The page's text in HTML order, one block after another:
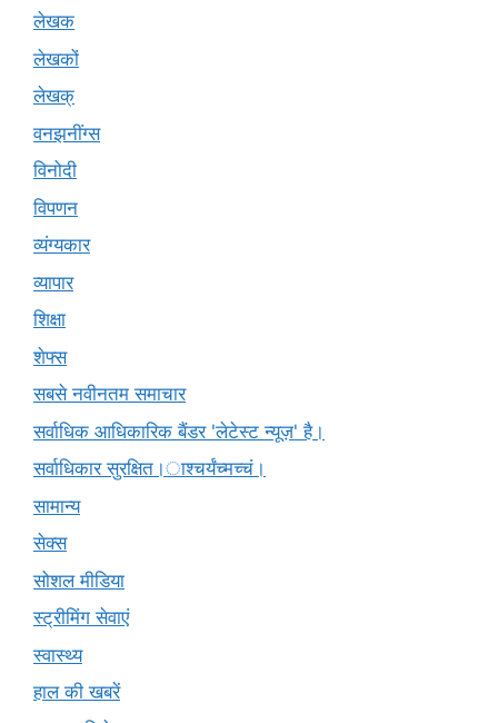
लेखक
लेखकों
लेखक्
वनझनींग्स
विनोदी
विपणन
व्यंग्यकार
व्यापार
शिक्षा
शेफ्स
सबसे नवीनतम समाचार
सर्वाधिक आधिकारिक बैंडर 'लेटेस्ट न्यूज़' है।
सर्वाधिकार सुरक्षित।ाश्चर्यंच्मच्चं।
सामान्य
सेक्स
सोशल मीडिया
स्ट्रीमिंग सेवाएं
स्वास्थ्य
हाल की खबरें